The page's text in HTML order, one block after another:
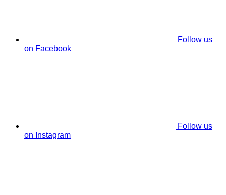
Follow us
on Facebook
Follow us
on Instagram